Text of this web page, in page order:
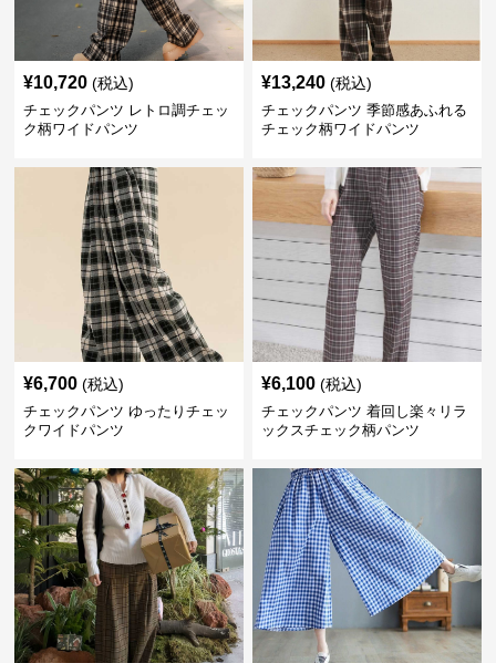
¥10,720 (税込)
チェックパンツ レトロ調チェッ
ク柄ワイドパンツ
¥13,240 (税込)
チェックパンツ 季節感あふれる
チェック柄ワイドパンツ
¥6,700 (税込)
チェックパンツ ゆったりチェッ
クワイドパンツ
¥6,100 (税込)
チェックパンツ 着回し楽々リラ
ックスチェック柄パンツ